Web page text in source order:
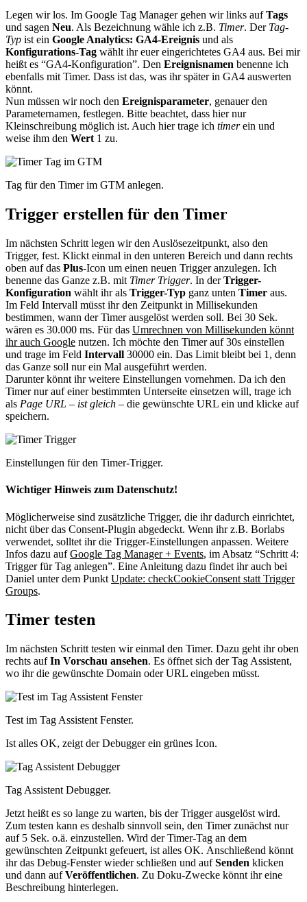
Legen wir los. Im Google Tag Manager gehen wir links aufTags
und sagen Neu. Als Bezeichnung wähle ich z.B. Timer. Der Tag-
Typ ist ein Google Analytics: GA4-Ereignis und als
Konfigurations-Tag wählt ihr euer eingerichtetes GA4 aus. Bei mir
heißt es “GA4-Konfiguration”. Den Ereignisnamen benenne ich
ebenfalls mit Timer. Dass ist das, was ihr später in GA4 auswerten
könnt.
Nun müssen wir noch den Ereignisparameter, genauer den
Parameternamen, festlegen. Bitte beachtet, dass hier nur
Kleinschreibung möglich ist. Auch hier trage ich timerein und
weise ihm den Wert 1 zu.
Tag für den Timer im GTM anlegen.
Trigger erstellen für den Timer
Im nächsten Schritt legen wir den Auslösezeitpunkt, also den
Trigger, fest. Klickt einmal in den unteren Bereich und dann rechts
oben auf das Plus-Icon um einen neuen Trigger anzulegen. Ich
benenne das Ganze z.B. mit Timer Trigger. In derTrigger-
Konfiguration wählt ihr als Trigger-Typ ganz unten Timer aus.
Im Feld Intervall müsst ihr den Zeitpunkt in Millisekunden
bestimmen, wann der Timer ausgelöst werden soll. Bei 30 Sek.
wären es 30.000 ms. Für das Umrechnen von Millisekunden könnt
ihr auch Google nutzen. Ich möchte den Timer auf 30s einstellen
und trage im Feld Intervall 30000 ein. Das Limit bleibt bei 1, denn
das Ganze soll nur ein Mal ausgeführt werden.
Darunter könnt ihr weitere Einstellungen vornehmen. Da ich den
Timer nur auf einer bestimmten Unterseite einsetzen will, trage ich
als Page URL – ist gleich – die gewünschte URL ein und klicke auf
speichern.
Einstellungen für den Timer-Trigger.
Wichtiger Hinweis zum Datenschutz!
Möglicherweise sind zusätzliche Trigger, die ihr dadurch einrichtet,
nicht über das Consent-Plugin abgedeckt. Wenn ihr z.B. Borlabs
verwendet, solltet ihr die Trigger-Einstellungen anpassen. Weitere
Infos dazu aufGoogle Tag Manager + Events, im Absatz “Schritt 4:
Trigger für Tag anlegen”. Eine Anleitung dazu findet ihr auch bei
Daniel unter dem Punkt Update: checkCookieConsent statt Trigger
Groups.
Timer testen
Im nächsten Schritt testen wir einmal den Timer. Dazu geht ihr oben
rechts aufIn Vorschau ansehen. Es öffnet sich der Tag Assistent,
wo ihr die gewünschte Domain oder URL eingeben müsst.
Test im Tag Assistent Fenster.
Ist alles OK, zeigt der Debugger ein grünes Icon.
Tag Assistent Debugger.
Jetzt heißt es so lange zu warten, bis der Trigger ausgelöst wird.
Zum testen kann es deshalb sinnvoll sein, den Timer zunächst nur
auf 5 Sek. o.ä. einzustellen. Wird der Timer-Tag an dem
gewünschten Zeitpunkt gefeuert, ist alles OK. Anschließend könnt
ihr das Debug-Fenster wieder schließen und aufSenden klicken
und dann aufVeröffentlichen. Zu Doku-Zwecke könnt ihr eine
Beschreibung hinterlegen.